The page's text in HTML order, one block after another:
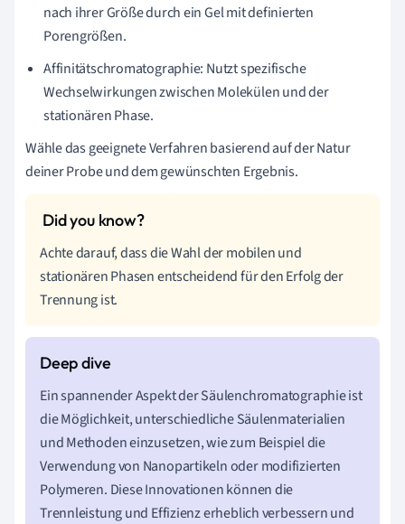
nach ihrer Größe durch ein Gel mit definierten
Porengrößen.
Affinitätschromatographie: Nutzt spezifische
Wechselwirkungen zwischen Molekülen und der
stationären Phase.
Wähle das geeignete Verfahren basierend auf der Natur
deiner Probe und dem gewünschten Ergebnis.
Achte darauf, dass die Wahl der mobilen und
stationären Phasen entscheidend für den Erfolg der
Trennung ist.
Ein spannender Aspekt der Säulenchromatographie ist
die Möglichkeit, unterschiedliche Säulenmaterialien
und Methoden einzusetzen, wie zum Beispiel die
Verwendung von Nanopartikeln oder modifizierten
Polymeren. Diese Innovationen können die
Trennleistung und Effizienz erheblich verbessern und